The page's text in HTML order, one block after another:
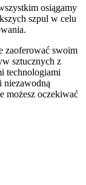
osiągamy
szpul w celu
zaoferować swoim
sztucznych z
technologiami
możesz oczekiwać